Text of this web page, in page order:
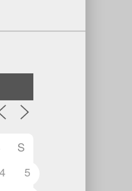
S
4
5